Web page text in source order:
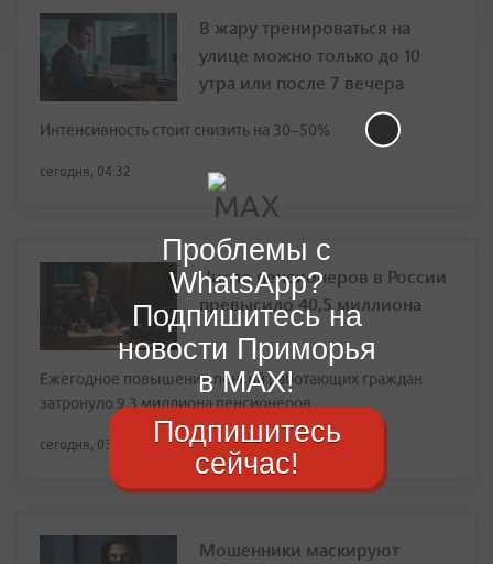
В жару тренироваться на
улице можно только до 10
утра или после 7 вечера
Интенсивность стоит снизить на 30–50%
сегодня, 04:32
Число пенсионеров в России
превысило 40,5 миллиона
Ежегодное повышение пенсий работающих граждан
затронуло 9,3 миллиона пенсионеров
сегодня, 03:23
Мошенники маскируют
Проблемы с
WhatsApp?
Подпишитесь на
новости Приморья
в MAX!
Подпишитесь
сейчас!